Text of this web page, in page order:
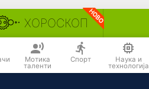
ХОРОСКОП
Мотика
таленти
Спорт Наука и
технологија